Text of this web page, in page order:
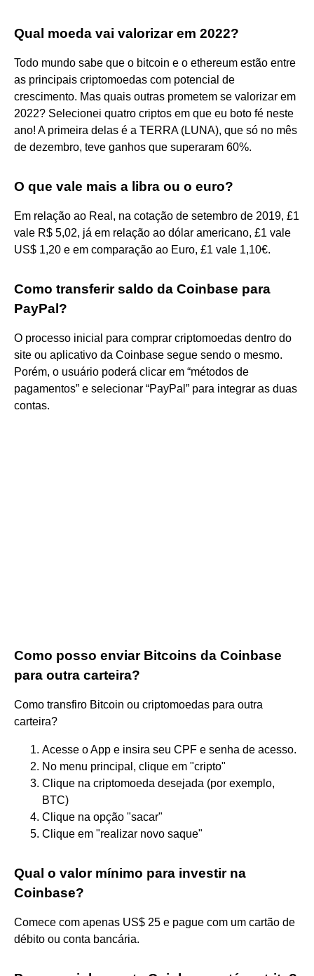
Qual moeda vai valorizar em 2022?
Todo mundo sabe que o bitcoin e o ethereum estão entre
as principais criptomoedas com potencial de
crescimento. Mas quais outras prometem se valorizar em
2022? Selecionei quatro criptos em que eu boto fé neste
ano! A primeira delas é a TERRA (LUNA), que só no mês
de dezembro, teve ganhos que superaram 60%.
O que vale mais a libra ou o euro?
Em relação ao Real, na cotação de setembro de 2019, £1
vale R$ 5,02, já em relação ao dólar americano, £1 vale
US$ 1,20 e em comparação ao Euro, £1 vale 1,10€.
Como transferir saldo da Coinbase para
PayPal?
O processo inicial para comprar criptomoedas dentro do
site ou aplicativo da Coinbase segue sendo o mesmo.
Porém, o usuário poderá clicar em “métodos de
pagamentos” e selecionar “PayPal” para integrar as duas
contas.
Como posso enviar Bitcoins da Coinbase
para outra carteira?
Como transfiro Bitcoin ou criptomoedas para outra
carteira?
Acesse o App e insira seu CPF e senha de acesso.
No menu principal, clique em "cripto"
Clique na criptomoeda desejada (por exemplo,
BTC)
Clique na opção "sacar"
Clique em "realizar novo saque"
Qual o valor mínimo para investir na
Coinbase?
Comece com apenas US$ 25 e pague com um cartão de
débito ou conta bancária.